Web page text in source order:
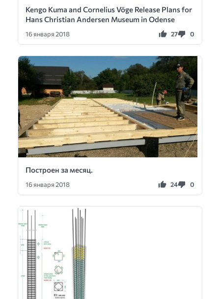
Kengo Kuma and Cornelius Vöge Release Plans for
Hans Christian Andersen Museum in Odense
16 января 2018 27 0
Построен за месяц.
16 января 2018 24 0